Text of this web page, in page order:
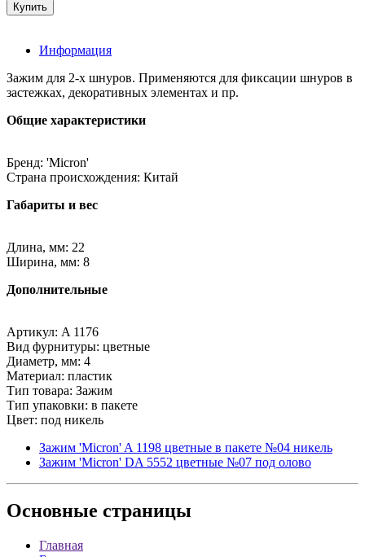
Информация
Зажим для 2-х шнуров. Применяются для фиксации шнуров в
застежках, декоративных элементах и пр.
Общие характеристики
Бренд: 'Micron'
Страна происхождения: Китай
Габариты и вес
Длина, мм: 22
Ширина, мм: 8
Дополнительные
Артикул: A 1176
Вид фурнитуры: цветные
Диаметр, мм: 4
Материал: пластик
Тип товара: Зажим
Тип упаковки: в пакете
Цвет: под никель
Зажим 'Micron' A 1198 цветные в пакете №04 никель
Зажим 'Micron' DA 5552 цветные №07 под олово
Основные страницы
Главная